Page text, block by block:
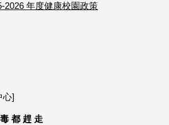
2026 年度健康校園政策
心]
都 趕 走